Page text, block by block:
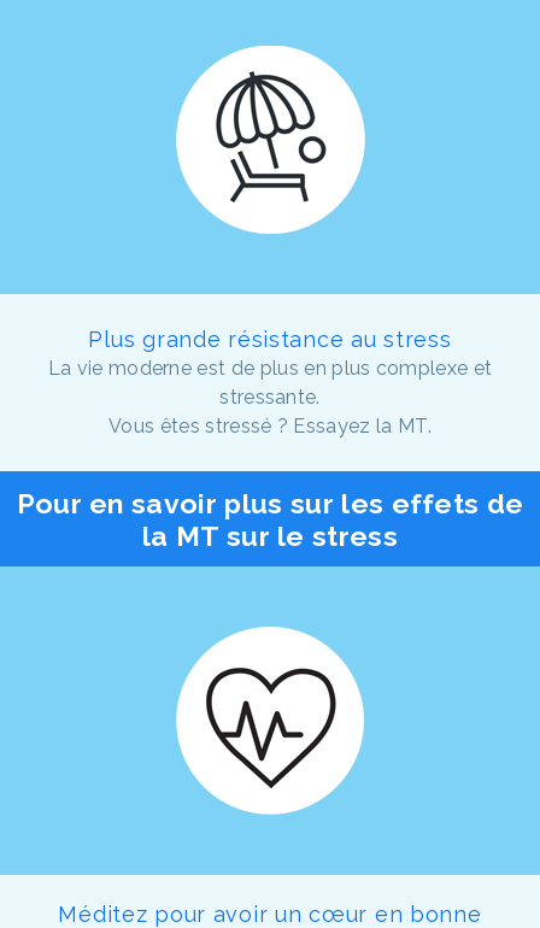
Plus grande résistance au stress
La vie moderne est de plus en plus complexe et
stressante.
Vous êtes stressé ? Essayez la MT.
Pour en savoir plus sur les effets de
la MT sur le stress
Méditez pour avoir un cœur en bonne